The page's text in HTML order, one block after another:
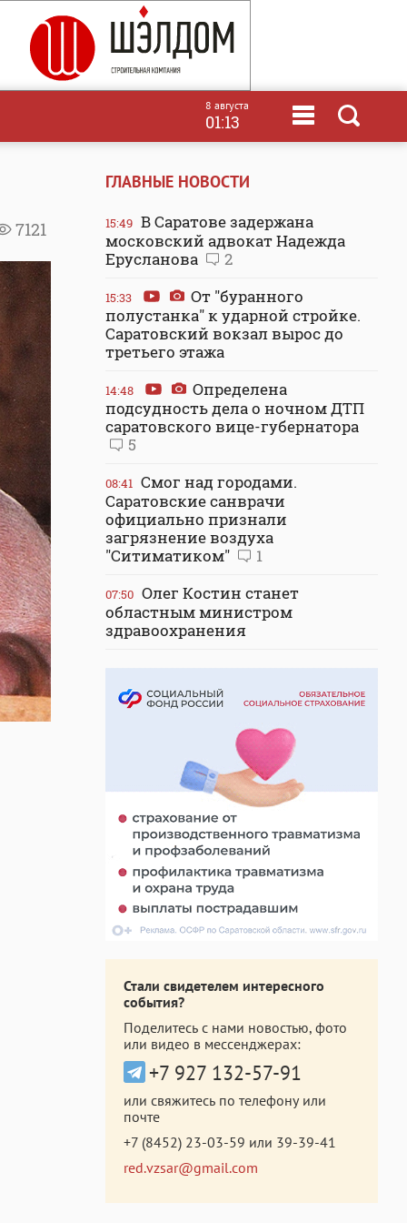
8 августа
01:13
7121
ГЛАВНЫЕ НОВОСТИ
15:49 В Саратове задержана
московский адвокат Надежда
Ерусланова
2
15:33
От "буранного
полустанка" к ударной стройке.
Саратовский вокзал вырос до
третьего этажа
14:48
Определена
подсудность дела о ночном ДТП
саратовского вице-губернатора
5
08:41 Смог над городами.
Саратовские санврачи
официально признали
загрязнение воздуха
"Ситиматиком"
1
07:50 Олег Костин станет
областным министром
здравоохранения
Стали свидетелем интересного
события?
Поделитесь с нами новостью, фото
или видео в мессенджерах:
+7 927 132-57-91
или свяжитесь по телефону или
почте
+7 (8452) 23-03-59 или 39-39-41
red.vzsar@gmail.com